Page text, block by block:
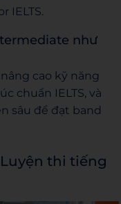
IELTS.
như
cao kỹ năng
chuẩn IELTS, và
sâu để đạt band
Luyện thi tiếng